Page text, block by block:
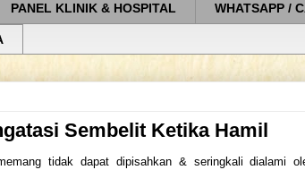
PANEL KLINIK & HOSPITAL WHATSAPP /
Sembelit Ketika Hamil
tidak dapat dipisahkan & seringkali dialami